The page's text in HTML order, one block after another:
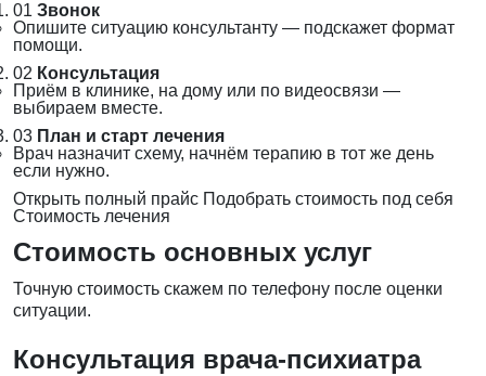
01 Звонок
Опишите ситуацию консультанту — подскажет формат
помощи.
02 Консультация
Приём в клинике, на дому или по видеосвязи —
выбираем вместе.
03 План и старт лечения
Врач назначит схему, начнём терапию в тот же день
если нужно.
Открыть полный прайс Подобрать стоимость под себя
Стоимость лечения
Стоимость основных услуг
Точную стоимость скажем по телефону после оценки
ситуации.
Консультация врача-психиатра